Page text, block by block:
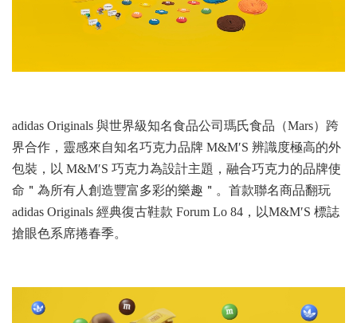
adidas Originals 與世界級知名食品公司瑪氏食品（Mars）跨
界合作，靈感來自知名巧克力品牌 M&M′S 辨識度極高的外
包裝，以 M&M′S 巧克力為設計主題，融合巧克力的品牌使
命＂為所有人創造豐富多彩的樂趣＂。首款聯名商品翻玩
adidas Originals 經典復古鞋款 Forum Lo 84，以M&M′S 標誌
搶眼色系席捲春季。